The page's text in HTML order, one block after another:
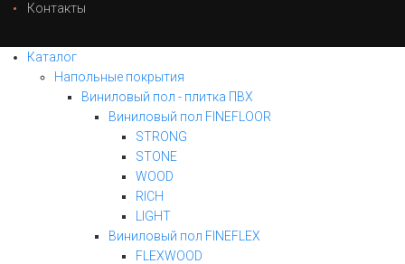
Контакты
Каталог
Напольные покрытия
Виниловый пол - плитка ПВХ
Виниловый пол FINEFLOOR
STRONG
STONE
WOOD
RICH
LIGHT
Виниловый пол FINEFLEX
FLEXWOOD